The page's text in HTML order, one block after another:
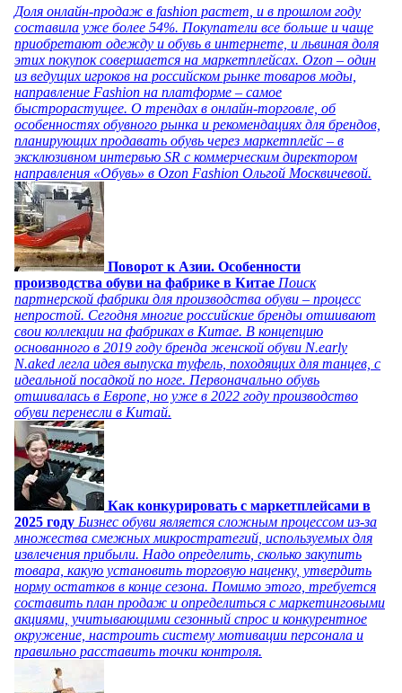
Доля онлайн-продаж в fashion растет, и в прошлом году
составила уже более 54%. Покупатели все больше и чаще
приобретают одежду и обувь в интернете, и львиная доля
этих покупок совершается на маркетплейсах. Ozon – один
из ведущих игроков на российском рынке товаров моды,
направление Fashion на платформе – самое
быстрорастущее. О трендах в онлайн-торговле, об
особенностях обувного рынка и рекомендациях для брендов,
планирующих продавать обувь через маркетплейс – в
эксклюзивном интервью SR с коммерческим директором
направления «Обувь» в Ozon Fashion Ольгой Москвичевой.
Поворот к Азии. Особенности
производства обуви на фабрике в Китае Поиск
партнерской фабрики для производства обуви – процесс
непростой. Сегодня многие российские бренды отшивают
свои коллекции на фабриках в Китае. В концепцию
основанного в 2019 году бренда женской обуви N.early
N.aked легла идея выпуска туфель, походящих для танцев, с
идеальной посадкой по ноге. Первоначально обувь
отшивалась в Европе, но уже в 2022 году производство
обуви перенесли в Китай.
Как конкурировать с маркетплейсами в
2025 году Бизнес обуви является сложным процессом из-за
множества смежных микростратегий, используемых для
извлечения прибыли. Надо определить, сколько закупить
товара, какую установить торговую наценку, утвердить
норму остатков в конце сезона. Помимо этого, требуется
составить план продаж и определиться с маркетинговыми
акциями, учитывающими сезонный спрос и конкурентное
окружение, настроить систему мотивации персонала и
правильно расставить точки контроля.